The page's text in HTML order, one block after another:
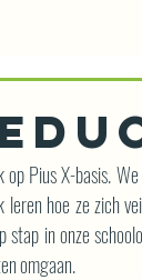
Pius X-basis.
hoe ze zich
in onze
omgaan.